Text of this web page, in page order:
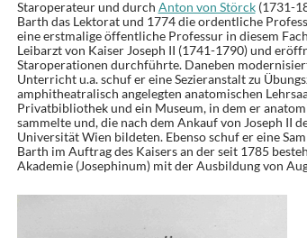
Staroperateur und durch Anton von Störck(1731-
Barth das Lektorat und 1774 die ordentliche
eine erstmalige öffentliche Professur in diesem
Leibarzt von Kaiser Joseph II (1741-1790) und
Staroperationen durchführte. Daneben
Unterricht u.a. schuf er eine Sezieranstalt zu
amphitheatralisch angelegten anatomischen
Privatbibliothek und ein Museum, in dem er
sammelte und, die nach dem Ankauf von Joseph II
Universität Wien bildeten. Ebenso schuf er eine
Barth im Auftrag des Kaisers an der seit 1785
Akademie (Josephinum) mit der Ausbildung von